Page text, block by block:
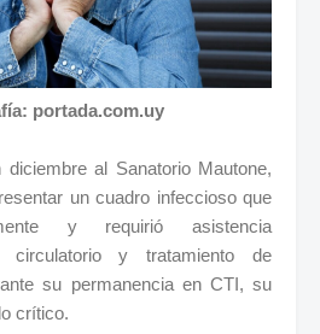
portada.com.uy
al Sanatorio Mautone,
un cuadro infeccioso que
y requirió asistencia
circulatorio y tratamiento de
su permanencia en CTI, su
crítico.